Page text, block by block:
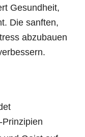
Gesundheit,
Die sanften,
abzubauen